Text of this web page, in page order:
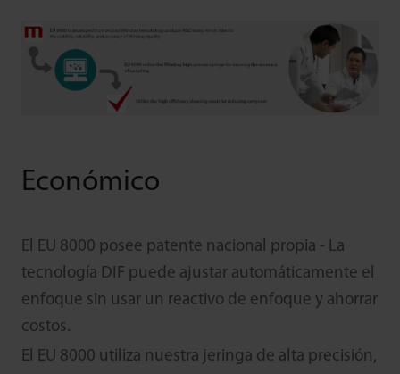
Económico
El EU 8000 posee patente nacional propia - La
tecnología DIF puede ajustar automáticamente el
enfoque sin usar un reactivo de enfoque y ahorrar
costos.
El EU 8000 utiliza nuestra jeringa de alta precisión,